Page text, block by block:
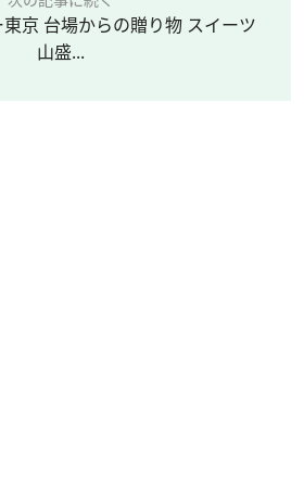
京 台場からの贈り物 スイーツ
山盛...